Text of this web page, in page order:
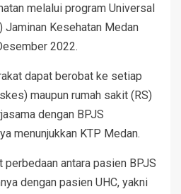
melalui program Universal
Jaminan Kesehatan Medan
2022.
dapat berobat ke setiap
maupun rumah sakit (RS)
dengan BPJS
menunjukkan KTP Medan.
perbedaan antara pasien BPJS
dengan pasien UHC, yakni